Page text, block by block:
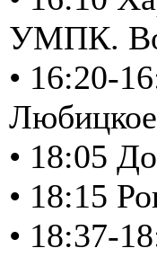
УМПК.
• 16:20-
• 18:05
• 18:15
• 18:37-